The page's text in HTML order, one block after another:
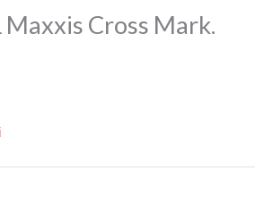
Cross Mark.